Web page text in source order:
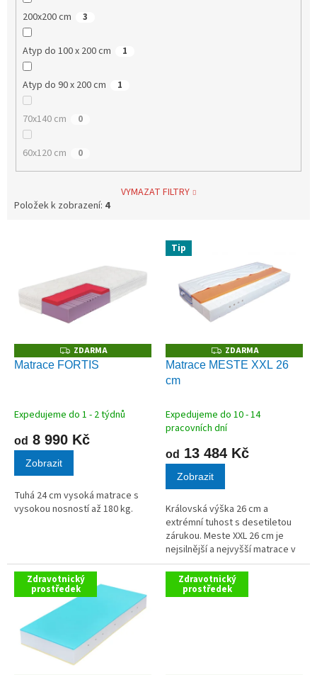
200x200 cm 3
Atyp do 100 x 200 cm 1
Atyp do 90 x 200 cm 1
70x140 cm 0
60x120 cm 0
VYMAZAT FILTRY
Položek k zobrazení: 4
Z
D
A
ZDARMA
Matrace FORTIS
Expedujeme do 1 - 2 týdnů
od 8 990 Kč
Zobrazit
Tuhá 24 cm vysoká matrace s
vysokou nosností až 180 kg.
Tip
Z
D
A
ZDARMA
Matrace MESTE XXL 26
cm
Expedujeme do 10 - 14
pracovních dní
od 13 484 Kč
Zobrazit
Královská výška 26 cm a
extrémní tuhost s desetiletou
zárukou. Meste XXL 26 cm je
nejsilnější a nejvyšší matrace v
celém našem sortimentu. Jádro
z vysokogramážní bílé studené
pěny (50 kg/m³) poskytuje...
Zdravotnický
prostředek
Zdravotnický
prostředek